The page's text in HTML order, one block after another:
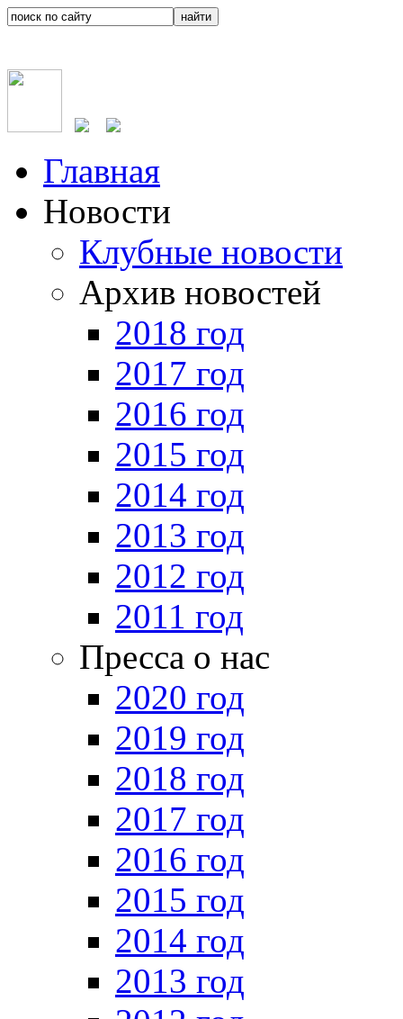
Главная
Новости
Клубные новости
Архив новостей
2018 год
2017 год
2016 год
2015 год
2014 год
2013 год
2012 год
2011 год
Пресса о нас
2020 год
2019 год
2018 год
2017 год
2016 год
2015 год
2014 год
2013 год